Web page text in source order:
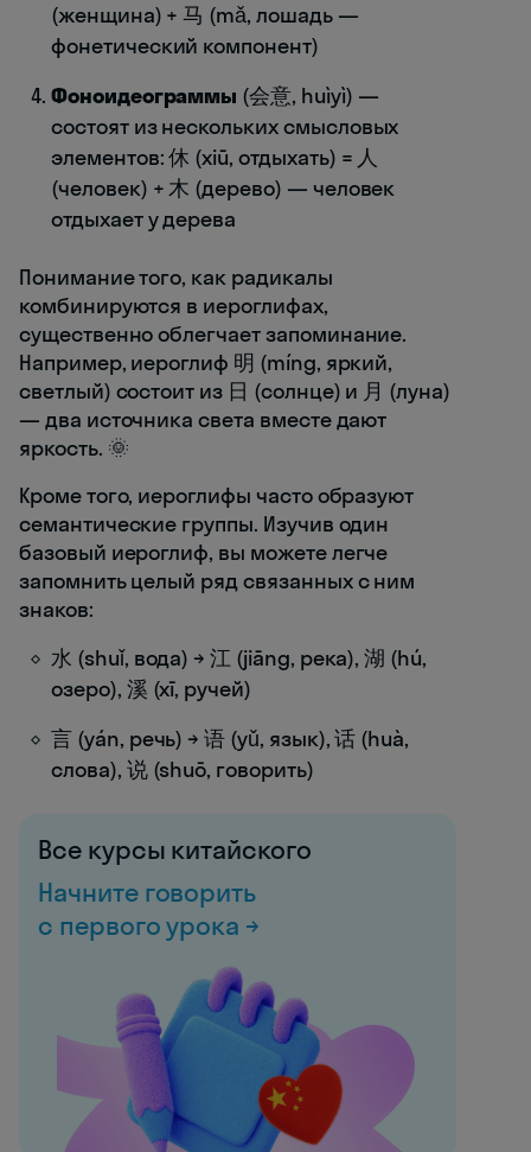
(женщина) + 马 (mǎ, лошадь —
фонетический компонент)
Фоноидеограммы (会意, huìyì) —
состоят из нескольких смысловых
элементов: 休 (xiū, отдыхать) = 人
(человек) + 木 (дерево) — человек
отдыхает у дерева
Понимание того, как радикалы
комбинируются в иероглифах,
существенно облегчает запоминание.
Например, иероглиф 明 (míng, яркий,
светлый) состоит из 日 (солнце) и 月 (луна)
— два источника света вместе дают
яркость. 🌞
Кроме того, иероглифы часто образуют
семантические группы. Изучив один
базовый иероглиф, вы можете легче
запомнить целый ряд связанных с ним
знаков:
水 (shuǐ, вода) → 江 (jiāng, река), 湖 (hú,
озеро), 溪 (xī, ручей)
言 (yán, речь) → 语 (yǔ, язык), 话 (huà,
слова), 说 (shuō, говорить)
Все курсы китайского
Начните говорить
с первого урока →